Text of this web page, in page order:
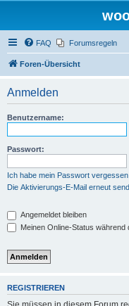
FAQ Forumsregeln
Foren-Übersicht
Anmelden
Benutzername:
Passwort:
Ich habe mein Passwort vergessen
Die Aktivierungs-E-Mail erneut
Angemeldet bleiben
Meinen Online-Status
REGISTRIEREN